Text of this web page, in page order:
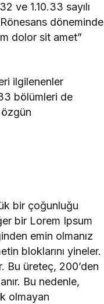
ve 1.10.33 sayılı
döneminde
dolor sit amet”
ilgilenenler
bölümleri de
bir çoğunluğu
bir Lorem Ipsum
emin olmanız
bloklarını yineler.
Bu üreteç, 200’den
Bu nedenle,
olmayan